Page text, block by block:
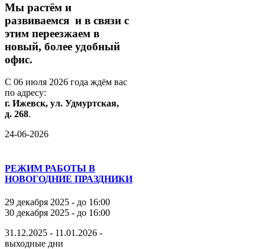
Мы растём и
развиваемся и в связи с
этим переезжаем в
новый, более удобный
офис.
С 06 июля 2026 года ждём вас
по адресу:
г. Ижевск, ул. Удмуртская,
д. 268.
24-06-2026
РЕЖИМ РАБОТЫ В
НОВОГОДНИЕ ПРАЗДНИКИ
29 декабря 2025 - до 16:00
30 декабря 2025 - до 16:00
31.12.2025 - 11.01.2026 -
выходные дни